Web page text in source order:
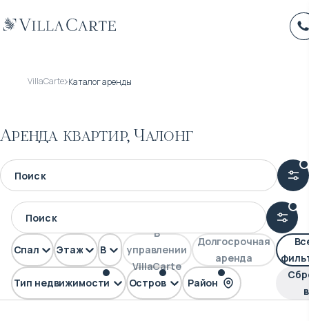
VillaCarte Каталог аренды
Аренда квартир, Чалонг
Тип недвижимости Остров Район
Спален Этажей Вид
В
управлении
VillaCarte
Долгосрочная
аренда
FLAT Пхукет Чалонг